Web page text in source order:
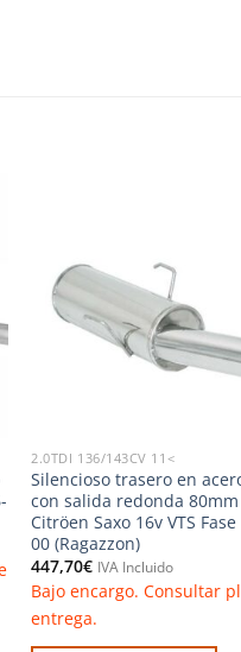
2.0TDI 136/143CV 11<
Silencioso trasero en
con salida redonda 80mm
Citröen Saxo 16v VTS
00 (Ragazzon)
447,70€ IVA Incluido
Bajo encargo. Consultar
entrega.